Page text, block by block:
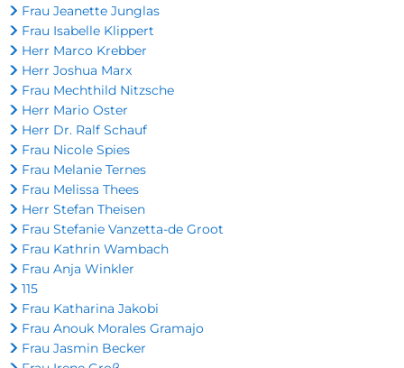
Frau Jeanette Junglas
Frau Isabelle Klippert
Herr Marco Krebber
Herr Joshua Marx
Frau Mechthild Nitzsche
Herr Mario Oster
Herr Dr. Ralf Schauf
Frau Nicole Spies
Frau Melanie Ternes
Frau Melissa Thees
Herr Stefan Theisen
Frau Stefanie Vanzetta-de Groot
Frau Kathrin Wambach
Frau Anja Winkler
115
Frau Katharina Jakobi
Frau Anouk Morales Gramajo
Frau Jasmin Becker